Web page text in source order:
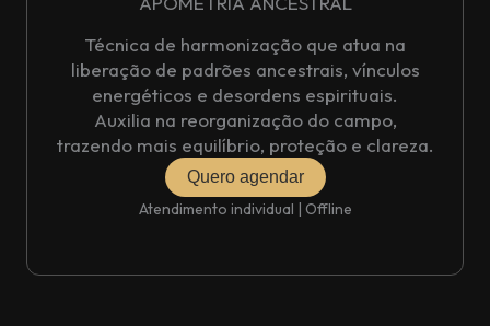
Técnica de harmonização que atua na
liberação de padrões ancestrais, vínculos
energéticos e desordens espirituais.
Auxilia na reorganização do campo,
trazendo mais equilíbrio, proteção e clareza.
Quero agendar
Atendimento individual | Offline